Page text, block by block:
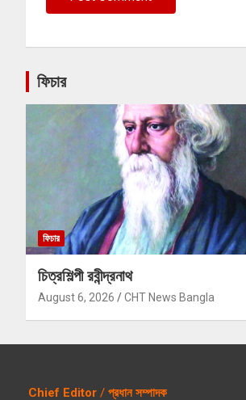
ফিচার
ফিচার
চিত্রশিল্পী রবীন্দ্রনাথ
August 6, 2026 CHT News Bangla
Chief Editor / প্রধান সম্পাদক